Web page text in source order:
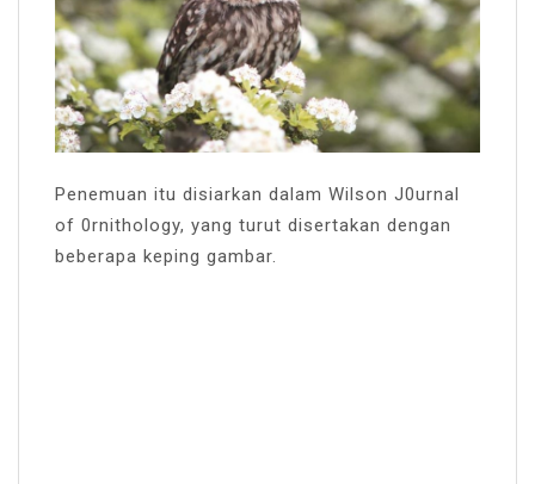
Penemuan itu disiarkan dalam Wilson J0urnal
of 0rnithology, yang turut disertakan dengan
beberapa keping gambar.